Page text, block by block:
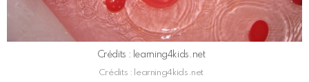
Crédits : learning4kids.net
Crédits : learning4kids.net